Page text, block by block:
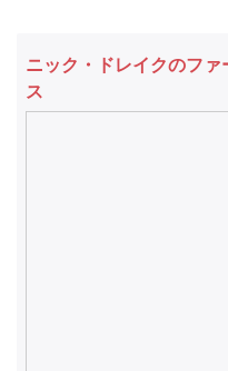
ニック・ドレイクのフ
ス